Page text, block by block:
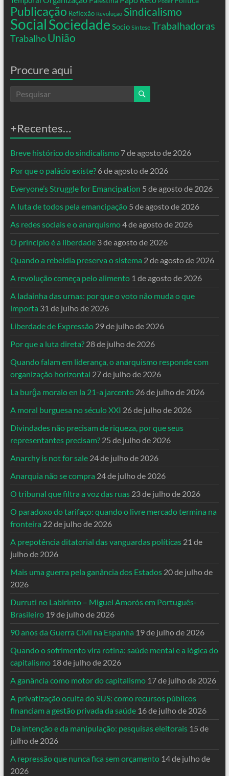
Publicação Reflexão Revolução Sindicalismo
SocialSociedade Socio Síntese Trabalhadoras
Trabalho União
Procure aqui
+Recentes…
Breve histórico do sindicalismo 7 de agosto de 2026
Por que o palácio existe? 6 de agosto de 2026
Everyone’s Struggle for Emancipation 5 de agosto de 2026
A luta de todos pela emancipação 5 de agosto de 2026
As redes sociais e o anarquismo4 de agosto de 2026
O princípio é a liberdade 3 de agosto de 2026
Quando a rebeldia preserva o sistema 2 de agosto de 2026
A revolução começa pelo alimento 1 de agosto de 2026
A ladainha das urnas: por que o voto não muda o que
importa 31 de julho de 2026
Liberdade de Expressão 29 de julho de 2026
Por que a luta direta? 28 de julho de 2026
Quando falam em liderança, o anarquismo responde com
organização horizontal 27 de julho de 2026
La burĝa moralo en la 21-a jarcento 26 de julho de 2026
A moral burguesa no século XXI 26 de julho de 2026
Divindades não precisam de riqueza, por que seus
representantes precisam? 25 de julho de 2026
Anarchy is not for sale 24 de julho de 2026
Anarquia não se compra 24 de julho de 2026
O tribunal que filtra a voz das ruas 23 de julho de 2026
O paradoxo do tarifaço: quando o livre mercado termina na
fronteira 22 de julho de 2026
A prepotência ditatorial das vanguardas políticas 21 de
julho de 2026
Mais uma guerra pela ganância dos Estados 20 de julho de
2026
Durruti no Labirinto – Miguel Amorós em Português-
Brasileiro 19 de julho de 2026
90 anos da Guerra Civil na Espanha 19 de julho de 2026
Quando o sofrimento vira rotina: saúde mental e a lógica do
capitalismo 18 de julho de 2026
A ganância como motor do capitalismo 17 de julho de 2026
A privatização oculta do SUS: como recursos públicos
financiam a gestão privada da saúde 16 de julho de 2026
Da intenção e da manipulação: pesquisas eleitorais 15 de
julho de 2026
A repressão que nunca fica sem orçamento 14 de julho de
2026